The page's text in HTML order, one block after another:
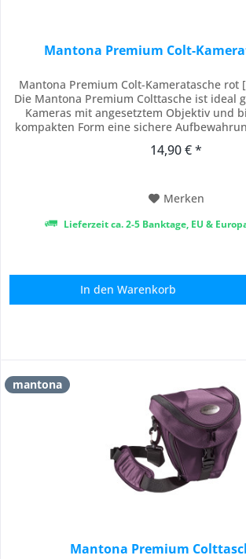
Mantona Premium Colt-
Mantona Premium Colt-Kameratasche rot
Die Mantona Premium Colttasche ist ideal
Kameras mit angesetztem Objektiv und
kompakten Form eine sichere
unterwegs bei spontanen Fotoshootings.
14,90 € *
Merken
Lieferzeit ca. 2-5 Banktage, EU &
In den Warenkorb
mantona
Mantona Premium